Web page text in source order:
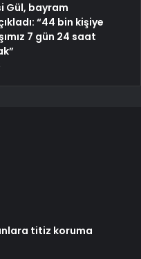
Gül, bayram
“44 bin kişiye
7 gün 24 saat
titiz koruma